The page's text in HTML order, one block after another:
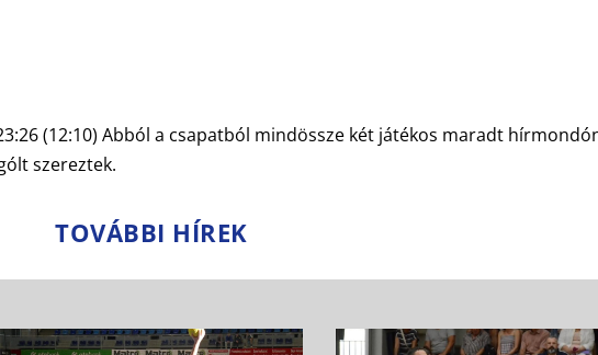
(12:10) Abból a csapatból mindössze két játékos maradt
szereztek.
TOVÁBBI HÍREK